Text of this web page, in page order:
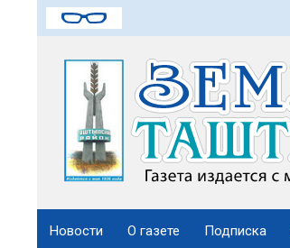
Новости О газете Подписка